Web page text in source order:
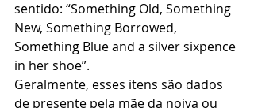
sentido: “Something Old, Something
New, Something Borrowed,
Something Blue and a silver sixpence
in her shoe”.
Geralmente, esses itens são dados
de presente pela mãe da noiva ou